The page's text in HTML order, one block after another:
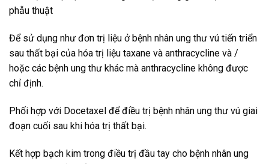
phẫu thuật
Để sử dụng như đơn trị liệu ở bệnh nhân ung thư vú tiến triển
sau thất bại của hóa trị liệu taxane và anthracycline và /
hoặc các bệnh ung thư khác mà anthracycline không được
chỉ định.
Phối hợp với Docetaxel để điều trị bệnh nhân ung thư vú giai
đoạn cuối sau khi hóa trị thất bại.
Kết hợp bạch kim trong điều trị đầu tay cho bệnh nhân ung